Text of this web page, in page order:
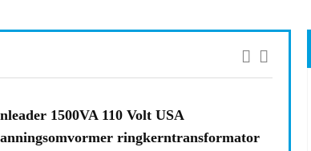
1500VA 110 Volt USA
ringkerntransformator